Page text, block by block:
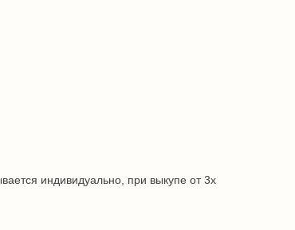
индивидуально, при выкупе от 3х